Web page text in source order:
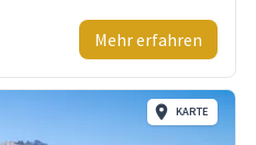
Mehr erfahren
KARTE